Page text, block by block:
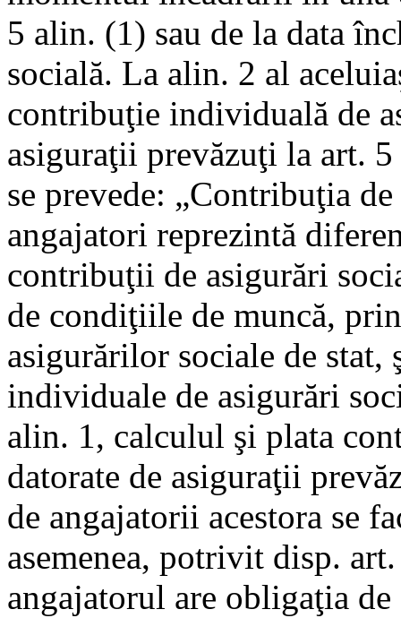
5 alin. (1) sau de la data
socială. La alin. 2 al
contribuţie individuală de
asiguraţii prevăzuţi la art.
se prevede: „Contribuţia
angajatori reprezintă
contribuţii de asigurări
de condiţiile de muncă,
asigurărilor sociale de
individuale de asigurări
alin. 1, calculul şi plata
datorate de asiguraţii
de angajatorii acestora se
asemenea, potrivit disp.
angajatorul are obligaţia